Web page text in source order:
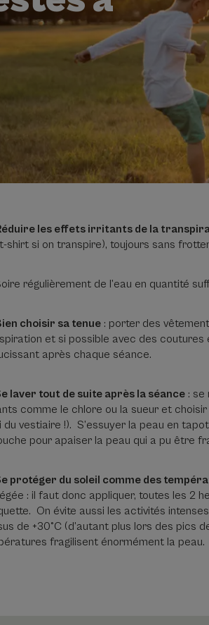
les effets irritants de la
shirt si on transpire), toujours sans
régulièrement de l’eau en quantité
choisir sa tenue : porter des
et si possible avec des coutures
après chaque séance.
laver tout de suite après la séance : se
comme le chlore ou la sueur et
du vestiaire !). S’essuyer la peau en
pour apaiser la peau qui a pu être
protéger du soleil comme des
: il faut donc appliquer, toutes les 2
On évite aussi les activités
de +30°C (d’autant plus lors des
fragilisent énormément la peau.